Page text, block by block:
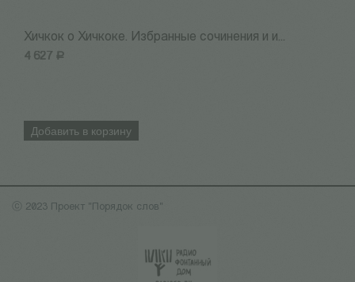
Хичкок о Хичкоке. Избранные сочинения и и...
4 627 Р
Добавить в корзину
ⓒ 2023 Проект "Порядок слов"